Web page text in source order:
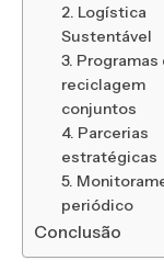
2. Logística
Sustentável
3. Programas
reciclagem
conjuntos
4. Parcerias
estratégicas
5.
periódico
Conclusão